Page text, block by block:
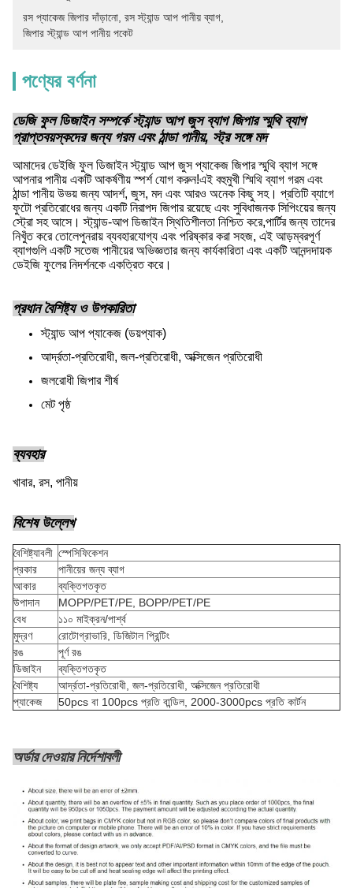
রস প্যাকেজ জিপার দাঁড়ানো রস স্ট্যান্ড আপ পানীয় ব্যাগ
জিপার স্ট্যান্ড আপ পানীয় পকেট
পণ্যের বর্ণনা
ডেজি ফুল ডিজাইন সম্পর্কে স্ট্যান্ড আপ জুস ব্যাগ জিপার স্মুথি ব্যাগ
প্রাপ্তবয়স্কদের জন্য গরম এবং ঠান্ডা পানীয়, স্ট্র সঙ্গে মদ
আমাদের ডেইজি ফুল ডিজাইন স্ট্যান্ড আপ জুস প্যাকেজ জিপার স্মুথি ব্যাগ সঙ্গে
আপনার পানীয় একটি আকর্ষণীয় স্পর্শ যোগ করুন!এই বহুমুখী স্মিথি ব্যাগ গরম এবং
ঠান্ডা পানীয় উভয় জন্য আদর্শ, জুস, মদ এবং আরও অনেক কিছু সহ। প্রতিটি ব্যাগে
ফুটো প্রতিরোধের জন্য একটি নিরাপদ জিপার রয়েছে এবং সুবিধাজনক সিপিংয়ের জন্য
স্ট্রো সহ আসে। স্ট্যান্ড-আপ ডিজাইন স্থিতিশীলতা নিশ্চিত করে,পার্টির জন্য তাদের
নিখুঁত করে তোলেপুনরায় ব্যবহারযোগ্য এবং পরিষ্কার করা সহজ, এই আড়ম্বরপূর্ণ
ব্যাগগুলি একটি সতেজ পানীয়ের অভিজ্ঞতার জন্য কার্যকারিতা এবং একটি আনন্দদায়ক
ডেইজি ফুলের নিদর্শনকে একত্রিত করে।
প্রধান বৈশিষ্ট্য ও উপকারিতা
স্ট্যান্ড আপ প্যাকেজ (ডয়প্যাক)
আর্দ্রতা-প্রতিরোধী, জল-প্রতিরোধী, অক্সিজেন প্রতিরোধী
জলরোধী জিপার শীর্ষ
মেট পৃষ্ঠ
ব্যবহার
খাবার, রস, পানীয়
বিশেষ উল্লেখ
বৈশিষ্ট্যাবলী স্পেসিফিকেশন
প্রকার
পানীয়ের জন্য ব্যাগ
আকার
ব্যক্তিগতকৃত
উপাদান
MOPP/PET/PE, BOPP/PET/PE
বেধ
১১০ মাইক্রন/পার্শ্ব
মুদ্রণ
রোটোগ্রাভারি, ডিজিটাল প্রিন্টিং
রঙ
পূর্ণ রঙ
ডিজাইন
ব্যক্তিগতকৃত
বৈশিষ্ট্য
আর্দ্রতা-প্রতিরোধী, জল-প্রতিরোধী, অক্সিজেন প্রতিরোধী
প্যাকেজ
50pcs বা 100pcs প্রতি বান্ডিল, 2000-3000pcs প্রতি কার্টন
অর্ডার দেওয়ার নির্দেশাবলী